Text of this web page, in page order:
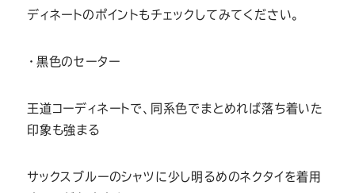
ディネートのポイントもチェックしてみてください。
・黒色のセーター
王道コーディネートで、同系色でまとめれば落ち着いた
印象も強まる
サックスブルーのシャツに少し明るめのネクタイを着用